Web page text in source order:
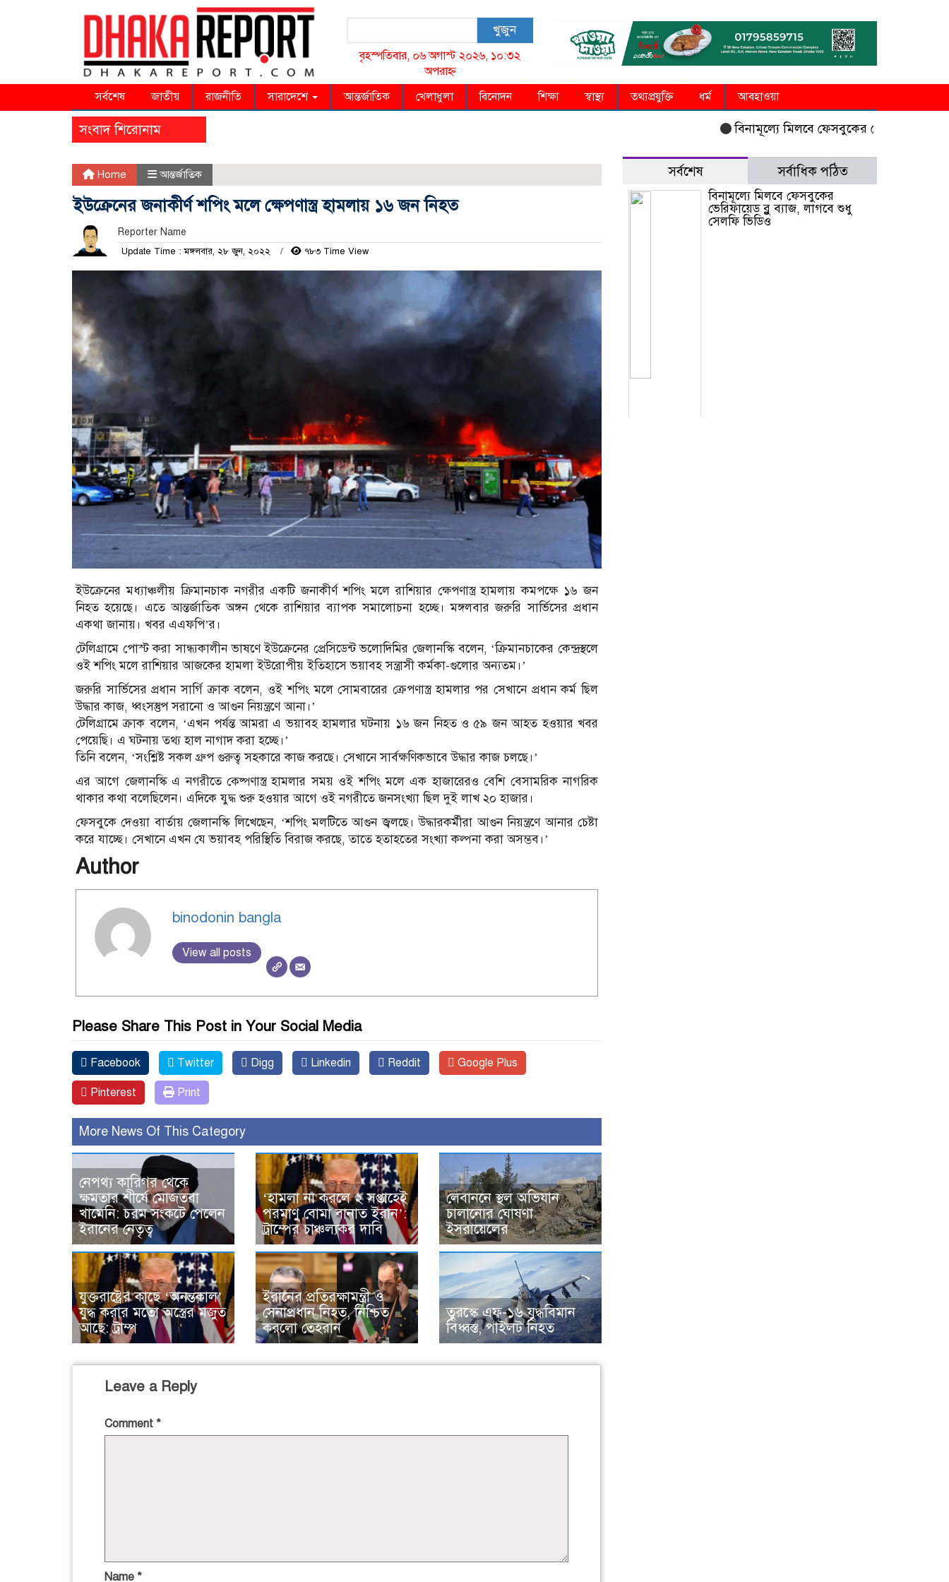
খুজুন
বৃহস্পতিবার, ০৬ অগাস্ট ২০২৬, ১০:৩২
অপরাহ্ন
সর্বশেষ
জাতীয় রাজনীতি সারাদেশে আন্তর্জাতিক খেলাধুলা বিনোদন শিক্ষা স্বাস্থ্য তথ্যপ্রযুক্তি ধর্ম আবহাওয়া
সংবাদ শিরোনাম বিনামূল্যে মিলবে ফেসবুকের ভেরিফায়েড ব্লু
Home আন্তর্জাতিক
ইউক্রেনের জনাকীর্ণ শপিং মলে ক্ষেপণাস্ত্র হামলায় ১৬ জন নিহত
Reporter Name
Update Time : মঙ্গলবার, ২৮ জুন, ২০২২ ৭৮৩ Time View
ইউক্রেনের মধ্যাঞ্চলীয় ক্রিমানচাক নগরীর একটি জনাকীর্ণ শপিং মলে রাশিয়ার ক্ষেপণাস্ত্র হামলায় কমপক্ষে ১৬ জন
নিহত হয়েছে। এতে আন্তর্জাতিক অঙ্গন থেকে রাশিয়ার ব্যাপক সমালোচনা হচ্ছে। মঙ্গলবার জরুরি সার্ভিসের প্রধান
একথা জানায়। খবর এএফপি’র।
টেলিগ্রামে পোস্ট করা সান্ধ্যকালীন ভাষণে ইউক্রেনের প্রেসিডেন্ট ভলোদিমির জেলানস্কি বলেন, ‘ক্রিমানচাকের কেন্দ্রস্থলে
ওই শপিং মলে রাশিয়ার আজকের হামলা ইউরোপীয় ইতিহাসে ভয়াবহ সন্ত্রাসী কর্মকা-গুলোর অন্যতম।’
জরুরি সার্ভিসের প্রধান সার্গি ক্রাক বলেন, ওই শপিং মলে সোমবারের ক্রেপণাস্ত্র হামলার পর সেখানে প্রধান কর্ম ছিল
উদ্ধার কাজ, ধ্বংসস্তুপ সরানো ও আগুন নিয়ন্ত্রণে আনা।’
টেলিগ্রামে ক্রাক বলেন, ‘এখন পর্যন্ত আমরা এ ভয়াবহ হামলার ঘটনায় ১৬ জন নিহত ও ৫৯ জন আহত হওয়ার খবর
পেয়েছি। এ ঘটনায় তথ্য হাল নাগাদ করা হচ্ছে।’
তিনি বলেন, ‘সংশ্লিষ্ট সকল গ্রুপ গুরুত্ব সহকারে কাজ করছে। সেখানে সার্বক্ষণিকভাবে উদ্ধার কাজ চলছে।’
এর আগে জেলানস্কি এ নগরীতে ক্ষ্পেণাস্ত্র হামলার সময় ওই শপিং মলে এক হাজারেরও বেশি বেসামরিক নাগরিক
থাকার কথা বলেছিলেন। এদিকে যুদ্ধ শুরু হওয়ার আগে ওই নগরীতে জনসংখ্যা ছিল দুই লাখ ২০ হাজার।
ফেসবুকে দেওয়া বার্তায় জেলানস্কি লিখেছেন, ‘শপিং মলটিতে আগুন জ্বলছে। উদ্ধারকর্মীরা আগুন নিয়ন্ত্রণে আনার চেষ্টা
করে যাচ্ছে। সেখানে এখন যে ভয়াবহ পরিস্থিতি বিরাজ করছে, তাতে হতাহতের সংখ্যা কল্পনা করা অসম্ভব।’
Author
binodonin bangla
View all posts
Please Share This Post in Your Social Media
Facebook Twitter Digg Linkedin Reddit Google Plus
Pinterest Print
More News Of This Category
নেপথ্য কারিগর থেকে
ক্ষমতার শীর্ষে মোজতবা
খামেনি: চরম সংকটে পেলেন
ইরানের নেতৃত্ব
‘হামলা না করলে ২ সপ্তাহেই
পরমাণু বোমা বানাত ইরান’:
ট্রাম্পের চাঞ্চল্যকর দাবি
লেবাননে স্থল অভিযান
চালানোর ঘোষণা
ইসরায়েলের
যুক্তরাষ্ট্রের কাছে ‘অনন্তকাল’
যুদ্ধ করার মতো অস্ত্রের মজুত
আছে: ট্রাম্প
ইরানের প্রতিরক্ষামন্ত্রী ও
সেনাপ্রধান নিহত, নিশ্চিত
করলো তেহরান
তুরস্কে এফ-১৬ যুদ্ধবিমান
বিধ্বস্ত, পাইলট নিহত
Leave a Reply
Comment *
Name *
সর্বশেষ সর্বাধিক পঠিত
বিনামূল্যে মিলবে ফেসবুকের
ভেরিফায়েড ব্লু ব্যাজ, লাগবে শুধু
সেলফি ভিডিও